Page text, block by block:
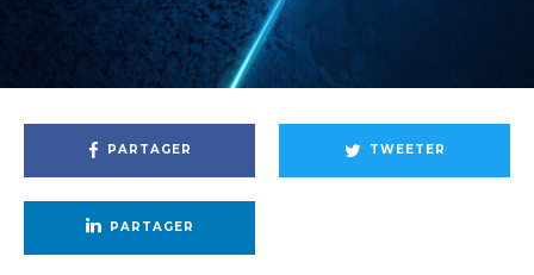
PARTAGER TWEETER
PARTAGER